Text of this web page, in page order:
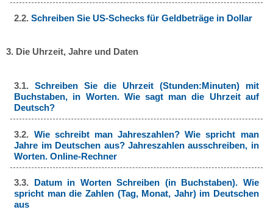
2.2.Schreiben Sie US-Schecks für Geldbeträge in Dollar
3. Die Uhrzeit, Jahre und Daten
3.1.Schreiben Sie die Uhrzeit (Stunden:Minuten) mit
Buchstaben, in Worten. Wie sagt man die Uhrzeit auf
Deutsch?
3.2. Wie schreibt man Jahreszahlen? Wie spricht man
Jahre im Deutschen aus? Jahreszahlen ausschreiben, in
Worten. Online-Rechner
3.3. Datum in Worten Schreiben (in Buchstaben). Wie
spricht man die Zahlen (Tag, Monat, Jahr) im Deutschen
aus